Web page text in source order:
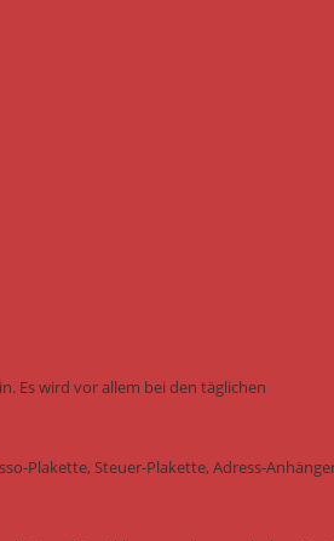
Es wird vor allem bei den täglichen
Plakette, Steuer-Plakette, Adress-